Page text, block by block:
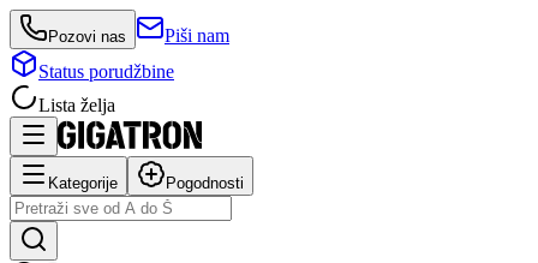
Pozovi nas
Piši nam
Status porudžbine
Lista želja
Kategorije Pogodnosti